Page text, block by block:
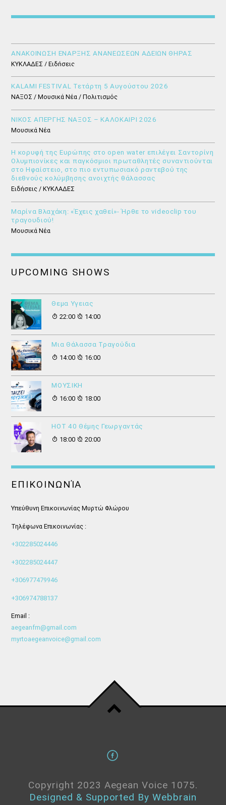
ΑΝΑΚΟΙΝΩΣΗ ΕΝΑΡΞΗΣ ΑΝΑΝΕΩΣΕΩΝ ΑΔΕΙΩΝ ΘΗΡΑΣ
ΚΥΚΛΑΔΕΣ / Ειδήσεις
KALAMI FESTIVAL Τετάρτη 5 Αυγούστου 2026
ΝΑΞΟΣ / Μουσικά Νέα / Πολιτισμός
ΝΙΚΟΣ ΑΠΕΡΓΗΣ ΝΑΞΟΣ – ΚΑΛΟΚΑΙΡΙ 2026
Μουσικά Νέα
Η κορυφή της Ευρώπης στο open water επιλέγει Σαντορίνη
Ολυμπιονίκες και παγκόσμιοι πρωταθλητές συναντιούνται
στο Ηφαίστειο, στο πιο εντυπωσιακό ραντεβού της
διεθνούς κολύμβησης ανοιχτής θάλασσας
Ειδήσεις / ΚΥΚΛΑΔΕΣ
Μαρίνα Βλαχάκη: «Έχεις χαθεί»- Ήρθε το videoclip του
τραγουδιού!
Μουσικά Νέα
UPCOMING SHOWS
Θεμα Υγειας
22:00
14:00
Μια Θάλασσα Τραγούδια
14:00
16:00
ΜΟΥΣΙΚΗ
16:00
18:00
HOT 40 Θέμης Γεωργαντάς
18:00
20:00
ΕΠΙΚΟΙΝΩΝΊΑ
Υπεύθυνη Επικοινωνίας Μυρτώ Φλώρου
Τηλέφωνα Επικοινωνίας :
+302285024446
+302285024447
+306977479946
+306974788137
Email :
aegeanfm@gmail.com
myrtoaegeanvoice@gmail.com
Copyright 2023 Aegean Voice 1075.
Designed & Supported By Webbrain